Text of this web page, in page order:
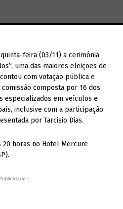
feira (03/11) a cerimônia
uma das maiores eleições de
com votação pública e
composta por 16 dos
especializados em veículos e
inclusive com a participação
por Tarcisio Dias.
20 horas no Hotel Mercure
-